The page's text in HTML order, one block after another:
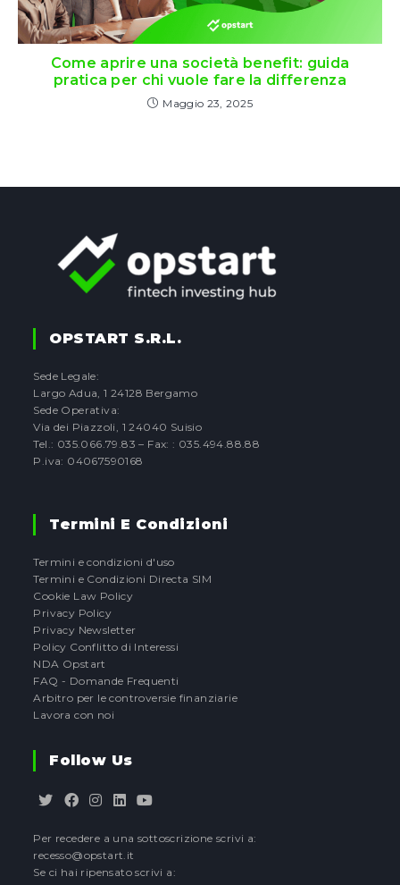
Come aprire una società benefit: guida
pratica per chi vuole fare la differenza
Maggio 23, 2025
OPSTART S.r.l.
Sede Legale:
Largo Adua, 1 24128 Bergamo
Sede Operativa:
Via dei Piazzoli, 1 24040 Suisio
Tel.: 035.066.79.83 – Fax: : 035.494.88.88
P.iva: 04067590168
Termini E Condizioni
Termini e condizioni d'uso
Termini e Condizioni Directa SIM
Cookie Law Policy
Privacy Policy
Privacy Newsletter
Policy Conflitto di Interessi
NDA Opstart
FAQ - Domande Frequenti
Arbitro per le controversie finanziarie
Lavora con noi
Follow Us
in
a
new
in
a
new
in
a
new
in
a
new
in
new
Per recedere a una sottoscrizione scrivi a:
recesso@opstart.it
Se ci hai ripensato scrivi a: